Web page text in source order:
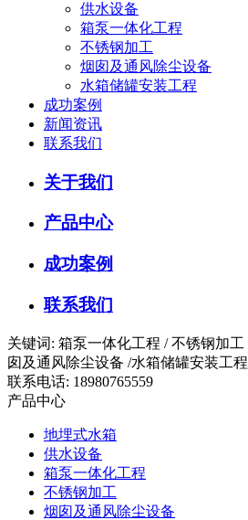
供水设备
箱泵一体化工程
不锈钢加工
烟囱及通风除尘设备
水箱储罐安装工程
成功案例
新闻资讯
联系我们
关于我们
产品中心
成功案例
联系我们
关键词: 箱泵一体化工程 / 不锈钢加
囱及通风除尘设备 /水箱储罐安装工程
联系电话: 18980765559
产品中心
地埋式水箱
供水设备
箱泵一体化工程
不锈钢加工
烟囱及通风除尘设备